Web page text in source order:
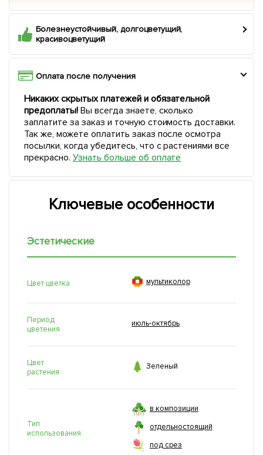
Болезнеустойчивый, долгоцветущий,
красивоцветущий
Оплата после получения
Никаких скрытых платежей и обязательной
предоплаты!Вы всегда знаете, сколько
заплатите за заказ и точную стоимость доставки.
Так же, можете оплатить заказ после осмотра
посылки, когда убедитесь, что с растениями все
прекрасно. Узнать больше об оплате
Ключевые особенности
Эстетические
Цвет цветка  мультиколор
Период
цветения
июль-октябрь
Цвет
растения
 Зеленый
Тип
использования
в композиции
отдельностоящий
под срез